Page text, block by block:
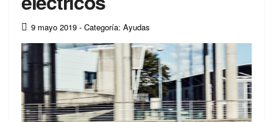
9 mayo 2019 - Categoría: Ayudas